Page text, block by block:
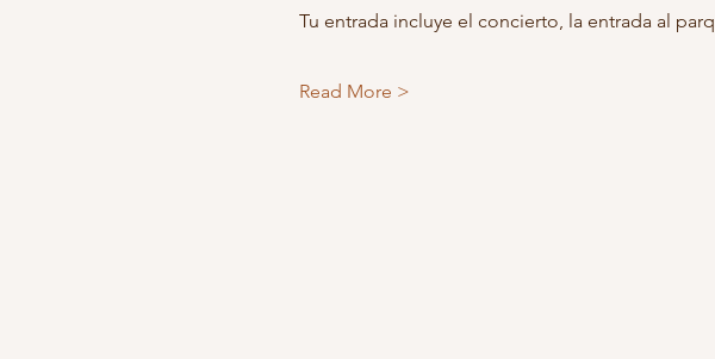
Tu entrada incluye el concierto, la entrada al
Read More >